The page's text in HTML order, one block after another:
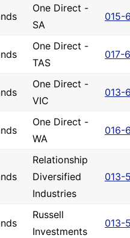
One Direct -
SA
015-
One Direct -
TAS
017-
One Direct -
VIC
013-
One Direct -
WA
016-
Relationship
Diversified
Industries
013-
Russell
Investments
013-